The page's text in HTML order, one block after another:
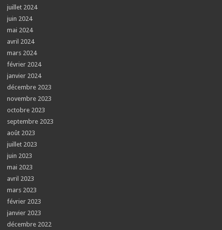
juillet 2024
juin 2024
mai 2024
avril 2024
mars 2024
février 2024
janvier 2024
décembre 2023
novembre 2023
octobre 2023
septembre 2023
août 2023
juillet 2023
juin 2023
mai 2023
avril 2023
mars 2023
février 2023
janvier 2023
décembre 2022